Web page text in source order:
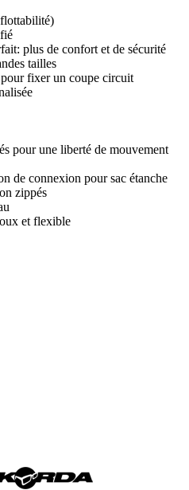
plus de confort et de sécurité
tailles
fixer un coupe circuit
pour une liberté de mouvement
de connexion pour sac étanche
zippés
et flexible